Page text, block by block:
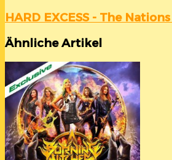
HARD EXCESS - The
Ähnliche Artikel